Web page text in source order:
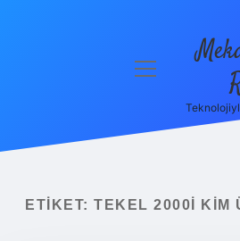
menüyü
ETIKET: TEKEL 2000I KIM